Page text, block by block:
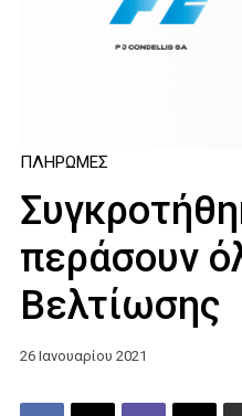
ΠΛΗΡΩΜΈΣ
περάσουν
Βελτίωσης
26 Ιανουαρίου 2021